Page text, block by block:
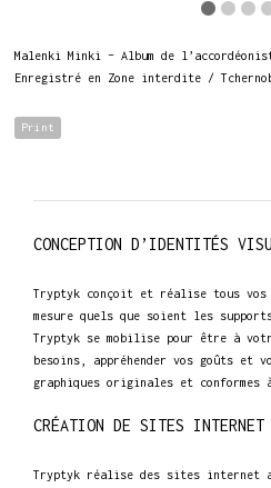
Malenki Minki – Album de
Enregistré en Zone interdite /
Print
CONCEPTION D’IDENTITÉS
Tryptyk conçoit et réalise tous vos
mesure quels que soient les
Tryptyk se mobilise pour être à
besoins, appréhender vos goûts et
graphiques originales et conformes
CRÉATION DE SITES INTERNET
Tryptyk réalise des sites